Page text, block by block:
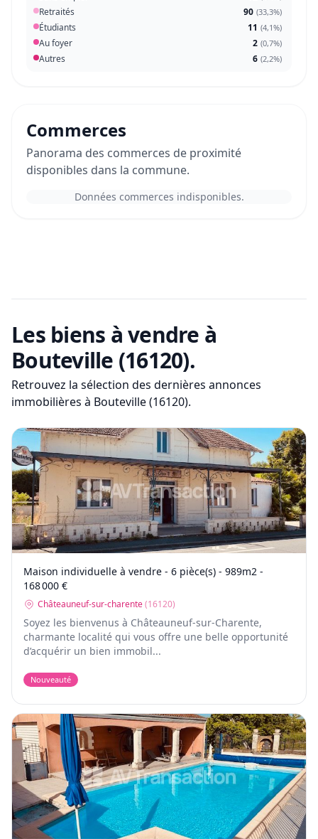
Retraités 90 (33,3%)
Étudiants 11 (4,1%)
Au foyer 2 (0,7%)
Autres 6 (2,2%)
Commerces
Panorama des commerces de proximité
disponibles dans la commune.
Données commerces indisponibles.
Les biens à vendre à
Bouteville (16120).
Retrouvez la sélection des dernières annonces
immobilières à Bouteville (16120).
Maison individuelle à vendre - 6 pièce(s) - 989m2 -
168 000 €
Châteauneuf-sur-charente(16120)
Soyez les bienvenus à Châteauneuf-sur-Charente,
charmante localité qui vous offre une belle opportunité
d’acquérir un bien immobil...
Nouveauté